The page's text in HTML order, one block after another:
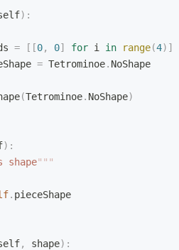
):
= [[0, 0] for i in range(4)]
= Tetrominoe. NoShape
(Tetrominoe. NoShape)
):
shape"""
. pieceShape
, shape):